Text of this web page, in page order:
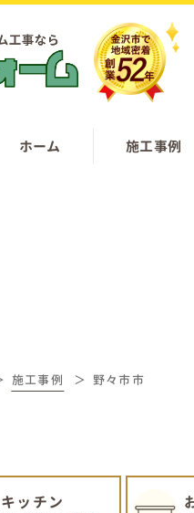
ホーム 施工事例
施工事例 野々市市
キッチン